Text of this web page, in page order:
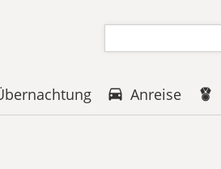
Anreise